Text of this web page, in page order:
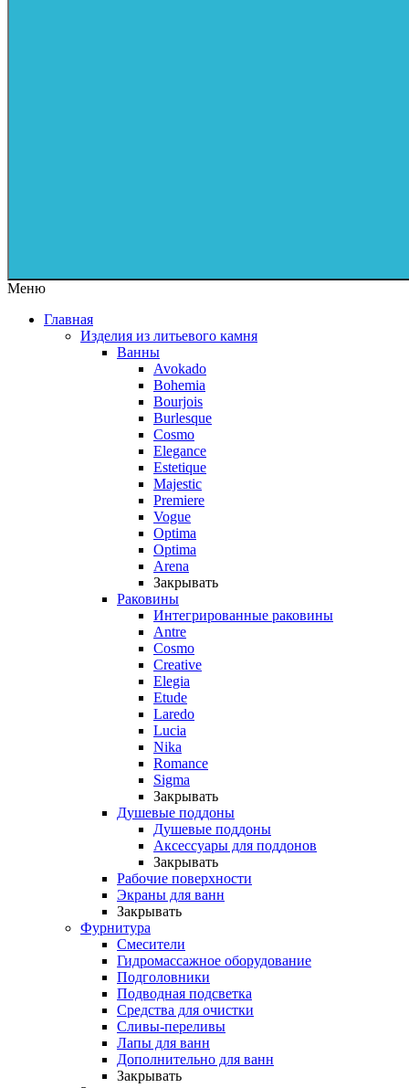
Меню
Главная
Изделия из литьевого камня
Ванны
Avokado
Bohemia
Bourjois
Burlesque
Cosmo
Elegance
Estetique
Majestic
Premiere
Vogue
Optima
Optima
Arena
Закрывать
Раковины
Интегрированные раковины
Antre
Cosmo
Creative
Elegia
Etude
Laredo
Lucia
Nika
Romance
Sigma
Закрывать
Душевые поддоны
Душевые поддоны
Аксессуары для поддонов
Закрывать
Рабочие поверхности
Экраны для ванн
Закрывать
Фурнитура
Смесители
Гидромассажное оборудование
Подголовники
Подводная подсветка
Средства для очистки
Сливы-переливы
Лапы для ванн
Дополнительно для ванн
Закрывать